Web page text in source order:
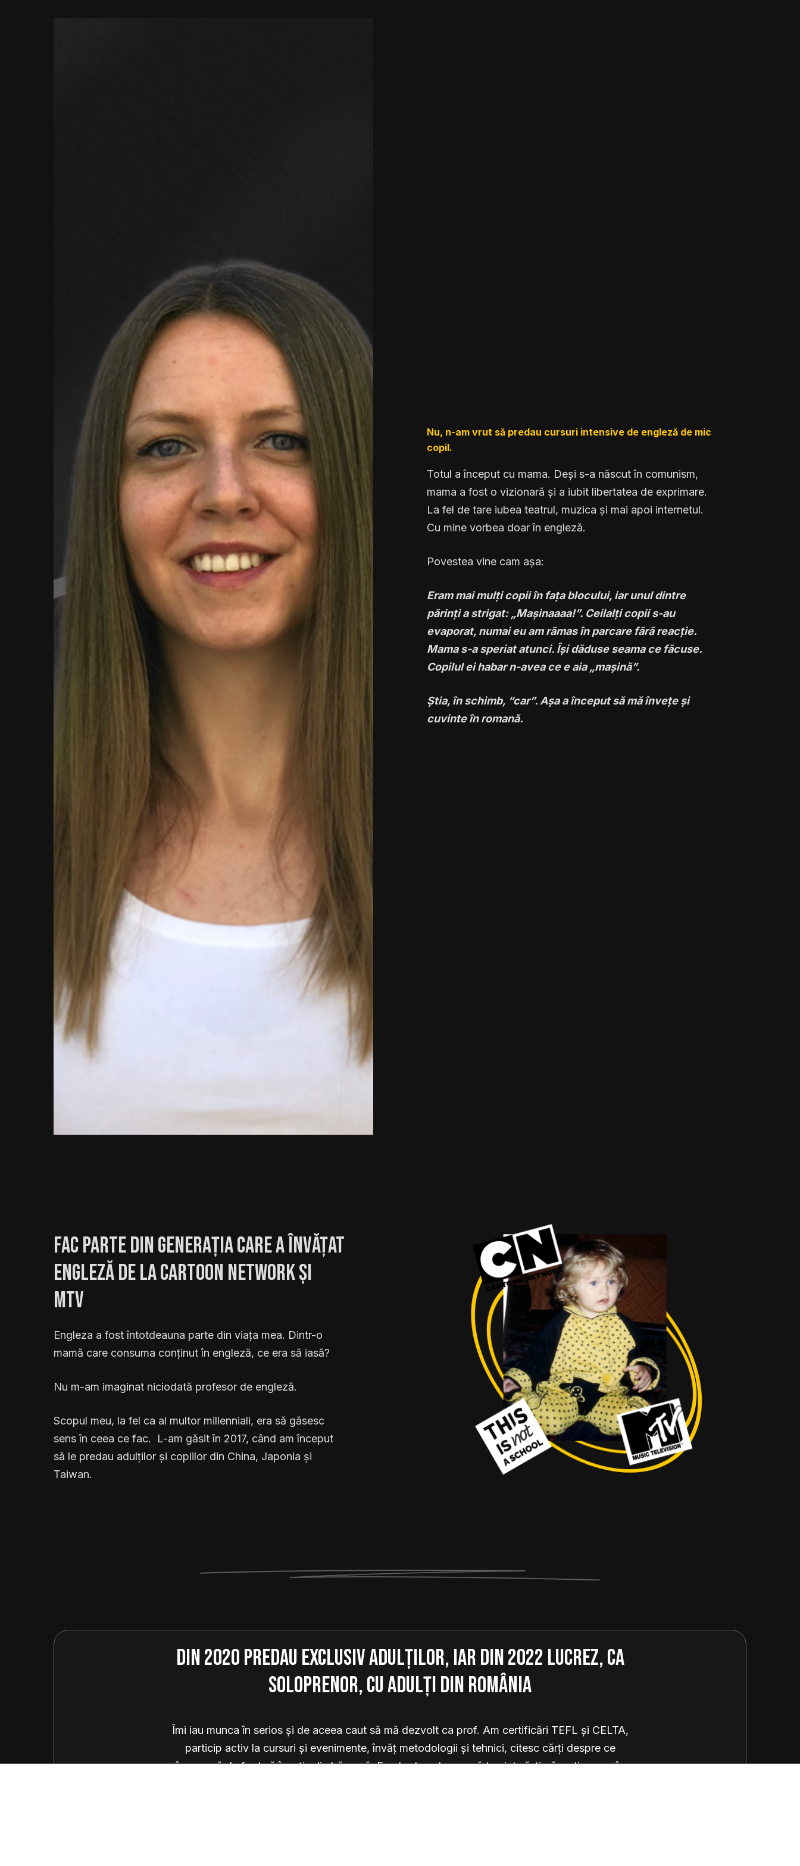
Nu, n-am vrut să predau cursuri intensive de engleză de mic
copil.
Totul a început cu mama. Deși s-a născut în comunism,
mama a fost o vizionară și a iubit libertatea de exprimare.
La fel de tare iubea teatrul, muzica și mai apoi internetul.
Cu mine vorbea doar în engleză.
Povestea vine cam așa:
Eram mai mulți copii în fața blocului, iar unul dintre
părinți a strigat: „Mașinaaaa!”. Ceilalți copii s-au
evaporat, numai eu am rămas în parcare fără reacție.
Mama s-a speriat atunci. Își dăduse seama ce făcuse.
Copilul ei habar n-avea ce e aia „mașină”.
Știa, în schimb, “car”. Așa a început să mă învețe și
cuvinte în romană.
Fac parte din generația care a învățat
engleză de la Cartoon Network și
MTV
Engleza a fost întotdeauna parte din viața mea. Dintr-o
mamă care consuma conținut în engleză, ce era să iasă?
Nu m-am imaginat niciodată profesor de engleză.
Scopul meu, la fel ca al multor millenniali, era să găsesc
sens în ceea ce fac. L-am găsit în 2017, când am început
să le predau adulților și copiilor din China, Japonia și
Taiwan.
Din 2020 predau exclusiv adulților, iar din 2022 lucrez, ca
soloprenor, cu adulți din România
Îmi iau munca în serios și de aceea caut să mă dezvolt ca prof. Am certificări TEFL și CELTA,
particip activ la cursuri și evenimente, învăț metodologii și tehnici, citesc cărți despre ce
înseamnă de fapt să înveți o limbă nouă. Fac toate astea ca să te ajut să-ți găsești vocea în